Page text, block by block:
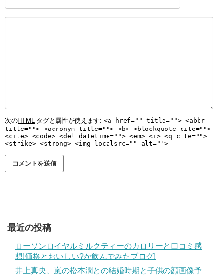
次のHTML タグと属性が使えます: <a href="" title=""> <abbr
title=""> <acronym title=""> <b> <blockquote cite="">
<cite> <code> <del datetime=""> <em> <i> <q cite="">
<strike> <strong> <img localsrc="" alt="">
最近の投稿
ローソンロイヤルミルクティーのカロリーと口コミ感
想!価格とおいしい?か飲んでみたブログ!
井上真央、嵐の松本潤との結婚時期と子供の顔画像予